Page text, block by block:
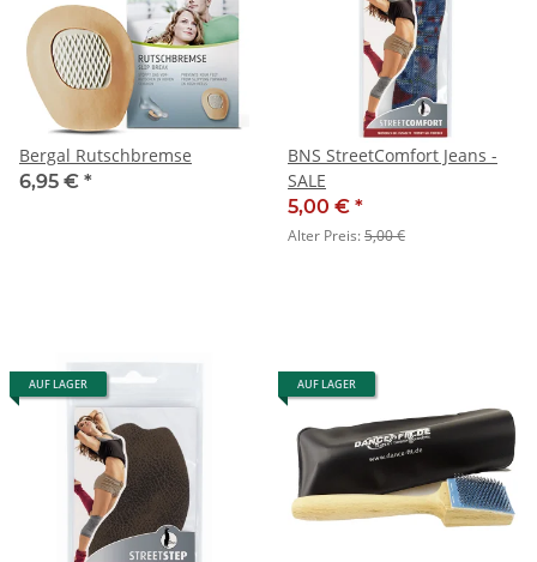
Bergal Rutschbremse
6,95 € *
BNS StreetComfort Jeans -
SALE
5,00 € *
Alter Preis:5,00 €
AUF LAGER AUF LAGER